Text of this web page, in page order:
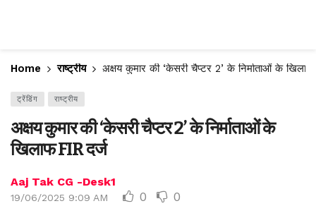
Home राष्ट्रीय अक्षय कुमार की ‘केसरी चैप्टर 2’ के निर्माताओं के
ट्रेंडिंग राष्ट्रीय
अक्षय कुमार की ‘केसरी चैप्टर 2’ के निर्माताओं के
खिलाफ FIR दर्ज
Aaj Tak CG -Desk1
19/06/2025 9:09 AM 0 0